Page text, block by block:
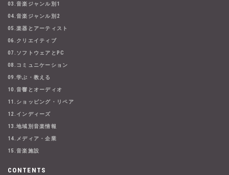
03.音楽ジャンル別1
04.音楽ジャンル別2
05.楽器とアーティスト
06.クリエイティブ
07.ソフトウェアとPC
08.コミュニケーション
09.学ぶ・教える
10.音響とオーディオ
11.ショッピング・リペア
12.インディーズ
13.地域別音楽情報
14.メディア・企業
15.音楽施設
CONTENTS